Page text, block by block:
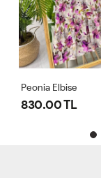
1,000.00 TL